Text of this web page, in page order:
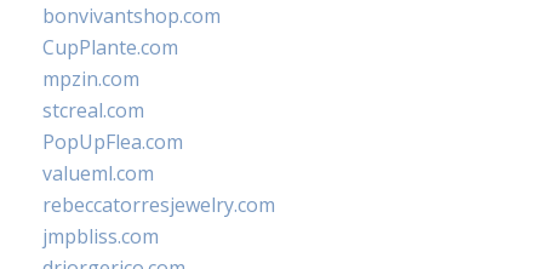
bonvivantshop.com
CupPlante.com
mpzin.com
stcreal.com
PopUpFlea.com
valueml.com
rebeccatorresjewelry.com
jmpbliss.com